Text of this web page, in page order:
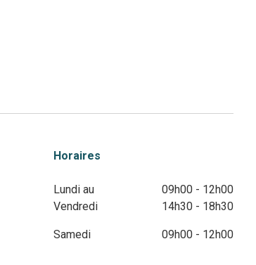
Horaires
Lundi au
Vendredi
09h00 - 12h00
14h30 - 18h30
Samedi 09h00 - 12h00